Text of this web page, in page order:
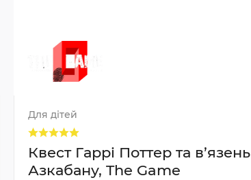
Для дітей
Квест Гаррі Поттер та в’язень
Азкабану, The Game